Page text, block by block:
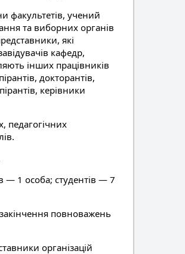
факультетів, учений
та виборних органів
які
кафедр,
інших працівників
докторантів,
керівники
педагогічних
— 1 особа; студентів — 7
повноважень
організацій